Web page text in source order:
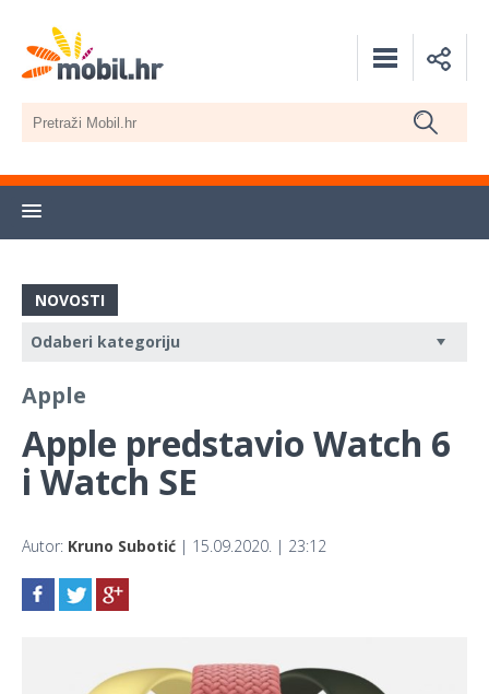
NOVOSTI
Apple
Apple predstavio Watch 6
i Watch SE
Autor: Kruno Subotić | 15.09.2020. | 23:12